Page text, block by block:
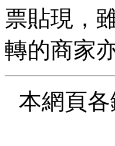
票貼現，
轉的商家
本網頁